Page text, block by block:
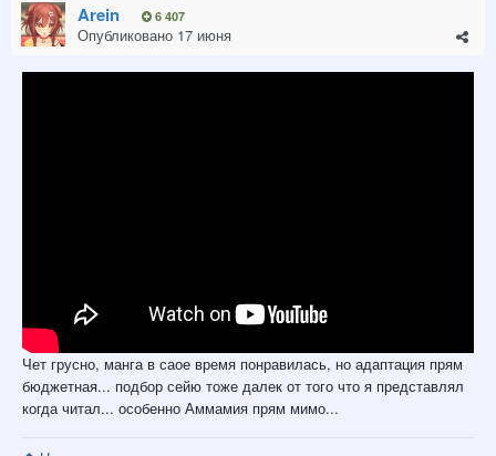
Arein 6 407
Опубликовано 17 июня
Чет грусно, манга в саое время понравилась, но адаптация прям
бюджетная... подбор сейю тоже далек от того что я представлял
когда читал... особенно Аммамия прям мимо...